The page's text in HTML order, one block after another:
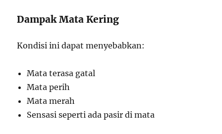
Dampak Mata Kering
Kondisi ini dapat menyebabkan:
Mata terasa gatal
Mata perih
Mata merah
Sensasi seperti ada pasir di mata